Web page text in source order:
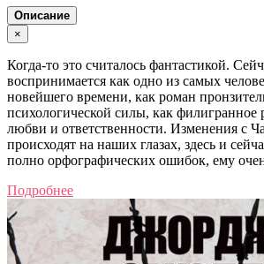
Описание
×
Когда-то это считалось фантастикой.
воспринимается как одно из самых
новейшего времени, как роман
психологической силы, как филигранное
любви и ответственности. Изменения с
происходят на наших глазах, здесь и
полно орфографических ошибок, ему
Подробнее